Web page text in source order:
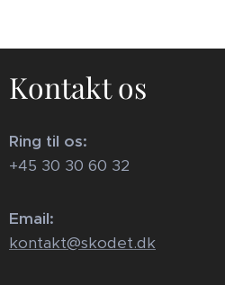
Kontakt os
Ring til os:
+45 30 30 60 32
Email:
kontakt@skodet.dk